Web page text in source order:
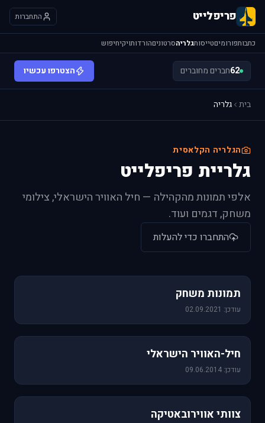
פריפלייט התחברות
כתבותפורומיםטייסותגלריהסרטוניםהורדותויקיחיפוש
62חברים מחוברים הצטרפו עכשיו
בית גלריה
הגלריה הקלאסית
גלריית פריפלייט
אלפי תמונות מהקהילה — חיל האוויר הישראלי, צילומי
משחק, דגמים ועוד.
התחברו כדי להעלות
תמונות משחק
עודכן: 02.09.2021
חיל-האוויר הישראלי
עודכן: 09.06.2014
צוותי אווירובאטיקה